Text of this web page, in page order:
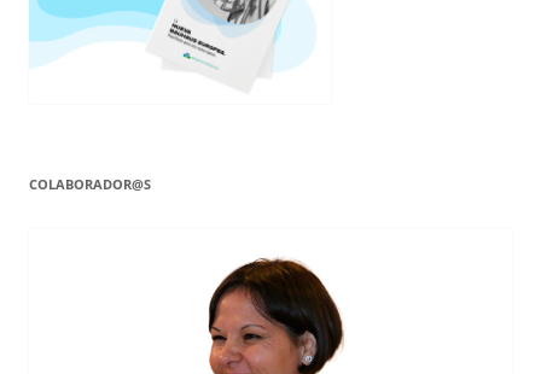
COLABORADOR@S